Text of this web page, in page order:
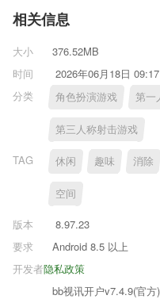
相关信息
大小
376.52MB
时间
2026年06月18日 09:17
分类
角色扮演游戏 第一
第三人称射击游戏
TAG 休闲 趣味 消除
空间
版本
8.97.23
要求
Android 8.5 以上
隐私政策
开发者
bb视讯开户v7.4.9(官